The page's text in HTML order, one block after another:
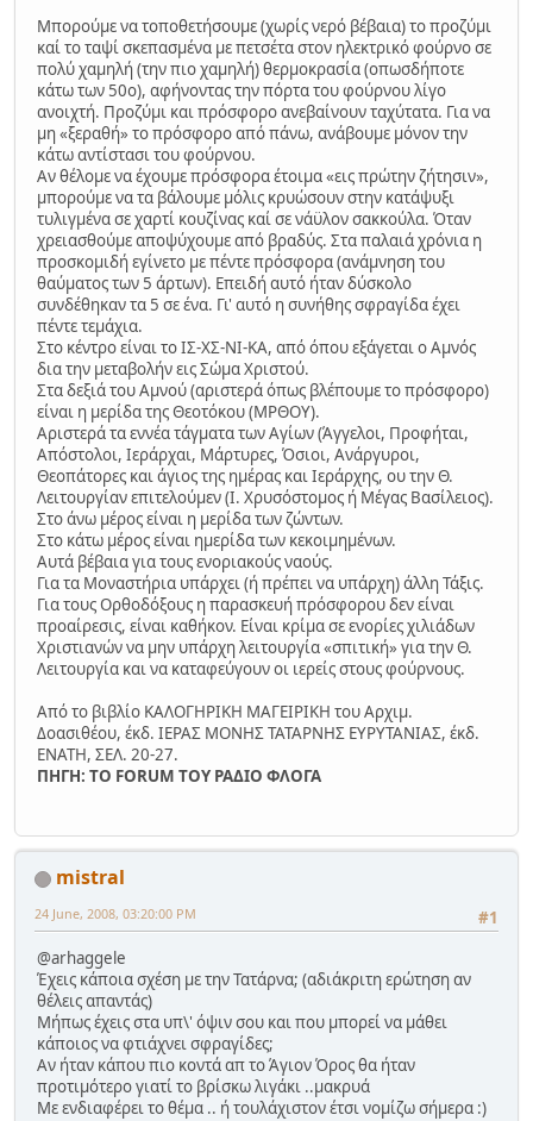
Μπορούμε να τοποθετήσουμε (χωρίς νερό βέβαια) το προζύμι
καί το ταψί σκεπασμένα με πετσέτα στον ηλεκτρικό φούρνο σε
πολύ χαμηλή (την πιο χαμηλή) θερμοκρασία (οπωσδήποτε
κάτω των 50ο), αφήνοντας την πόρτα του φούρνου λίγο
ανοιχτή. Προζύμι και πρόσφορο ανεβαίνουν ταχύτατα. Για να
μη «ξεραθή» το πρόσφορο από πάνω, ανάβουμε μόνον την
κάτω αντίστασι του φούρνου.
Αν θέλομε να έχουμε πρόσφορα έτοιμα «εις πρώτην ζήτησιν»,
μπορούμε να τα βάλουμε μόλις κρυώσουν στην κατάψυξι
τυλιγμένα σε χαρτί κουζίνας καί σε νάϋλον σακκούλα. Όταν
χρειασθούμε αποψύχουμε από βραδύς. Στα παλαιά χρόνια η
προσκομιδή εγίνετο με πέντε πρόσφορα (ανάμνηση του
θαύματος των 5 άρτων). Επειδή αυτό ήταν δύσκολο
συνδέθηκαν τα 5 σε ένα. Γι' αυτό η συνήθης σφραγίδα έχει
πέντε τεμάχια.
Στο κέντρο είναι το ΙΣ-ΧΣ-ΝΙ-ΚΑ, από όπου εξάγεται ο Αμνός
δια την μεταβολήν εις Σώμα Χριστού.
Στα δεξιά του Αμνού (αριστερά όπως βλέπουμε το πρόσφορο)
είναι η μερίδα της Θεοτόκου (ΜΡΘΟΥ).
Αριστερά τα εννέα τάγματα των Αγίων (Άγγελοι, Προφήται,
Απόστολοι, Ιεράρχαι, Μάρτυρες, Όσιοι, Ανάργυροι,
Θεοπάτορες και άγιος της ημέρας και Ιεράρχης, ου την Θ.
Λειτουργίαν επιτελούμεν (Ι. Χρυσόστομος ή Μέγας Βασίλειος).
Στο άνω μέρος είναι η μερίδα των ζώντων.
Στο κάτω μέρος είναι ημερίδα των κεκοιμημένων.
Αυτά βέβαια για τους ενοριακούς ναούς.
Για τα Μοναστήρια υπάρχει (ή πρέπει να υπάρχη) άλλη Τάξις.
Για τους Ορθοδόξους η παρασκευή πρόσφορου δεν είναι
προαίρεσις, είναι καθήκον. Είναι κρίμα σε ενορίες χιλιάδων
Χριστιανών να μην υπάρχη λειτουργία «σπιτική» για την Θ.
Λειτουργία και να καταφεύγουν οι ιερείς στους φούρνους.
Από το βιβλίο ΚΑΛΟΓΗΡΙΚΗ ΜΑΓΕΙΡΙΚΗ του Αρχιμ.
Δοασιθέου, έκδ. ΙΕΡΑΣ ΜΟΝΗΣ ΤΑΤΑΡΝΗΣ ΕΥΡΥΤΑΝΙΑΣ, έκδ.
ΕΝΑΤΗ, ΣΕΛ. 20-27.
ΠΗΓΗ: ΤΟ FORUM TOY ΡΑΔΙΟ ΦΛΟΓΑ
mistral
#1
24 June, 2008, 03:20:00 PM
@arhaggele
Έχεις κάποια σχέση με την Τατάρνα; (αδιάκριτη ερώτηση αν
θέλεις απαντάς)
Μήπως έχεις στα υπ\' όψιν σου και που μπορεί να μάθει
κάποιος να φτιάχνει σφραγίδες;
Aν ήταν κάπου πιο κοντά απ το Άγιον Όρος θα ήταν
προτιμότερο γιατί το βρίσκω λιγάκι ..μακρυά
Με ενδιαφέρει το θέμα .. ή τουλάχιστον έτσι νομίζω σήμερα :)